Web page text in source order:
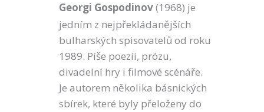
Georgi Gospodinov(1968) je
jedním z nejpřekládanějších
bulharských spisovatelů od roku
1989. Píše poezii, prózu,
divadelní hry i filmové scénáře.
Je autorem několika básnických
sbírek, které byly přeloženy do